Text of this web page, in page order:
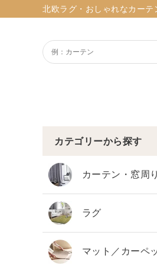
北欧ラグ・おしゃれなカー
ようこそ ゲスト 様
ログイン person 新規会員登録
カテゴリーから探す
カーテン・窓周り
ラグ
マット／カーペ